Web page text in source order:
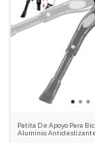
Patita De Apoyo Para
Aluminio